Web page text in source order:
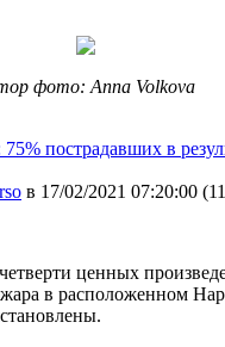
фото: Anna Volkova
пострадавших в
в 17/02/2021 07:20:00 (
ценных
в расположенном